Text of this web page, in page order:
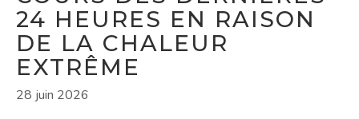
24 HEURES EN RAISON
DE LA CHALEUR
EXTRÊME
28 juin 2026